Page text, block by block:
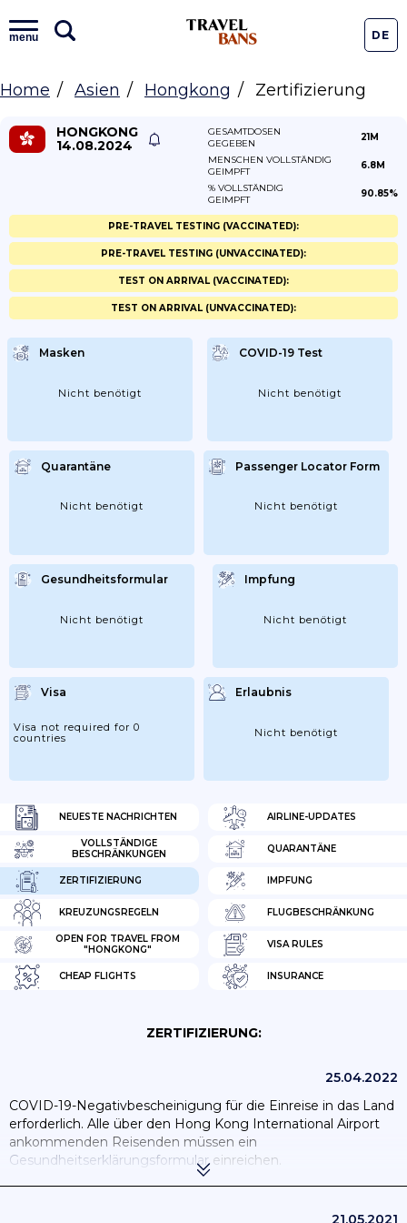
menu DE
Home Asien Hongkong Zertifizierung
HONGKONG
14.08.2024
GESAMTDOSEN
GEGEBEN
21M
MENSCHEN VOLLSTÄNDIG
GEIMPFT
6.8M
% VOLLSTÄNDIG
GEIMPFT
90.85%
NEUESTE NACHRICHTEN AIRLINE-UPDATES
VOLLSTÄNDIGE
BESCHRÄNKUNGEN
QUARANTÄNE
ZERTIFIZIERUNG IMPFUNG
KREUZUNGSREGELN FLUGBESCHRÄNKUNG
OPEN FOR TRAVEL FROM
"HONGKONG"
VISA RULES
CHEAP FLIGHTS INSURANCE
Masken
Nicht benötigt
COVID-19 Test
Nicht benötigt
Quarantäne
Nicht benötigt
Passenger Locator Form
Nicht benötigt
Gesundheitsformular
Nicht benötigt
Impfung
Nicht benötigt
Visa
Visa not required for 0
countries
Erlaubnis
Nicht benötigt
PRE-TRAVEL TESTING (VACCINATED):
PRE-TRAVEL TESTING (UNVACCINATED):
TEST ON ARRIVAL (VACCINATED):
TEST ON ARRIVAL (UNVACCINATED):
ZERTIFIZIERUNG:
25.04.2022
COVID-19-Negativbescheinigung für die Einreise in das Land
erforderlich. Alle über den Hong Kong International Airport
ankommenden Reisenden müssen ein
Gesundheitserklärungsformulareinreichen.
21.05.2021